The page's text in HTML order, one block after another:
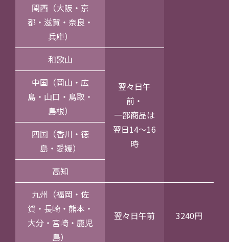
関西（大阪・京
都・滋賀・奈良・
兵庫）
和歌山
翌々日午
前・
一部商品は
翌日14～16
時
中国（岡山・広
島・山口・鳥取・
島根）
四国（香川・徳
島・愛媛）
高知
九州（福岡・佐
賀・長崎・熊本・
大分・宮崎・鹿児
島）
翌々日午前 3240円